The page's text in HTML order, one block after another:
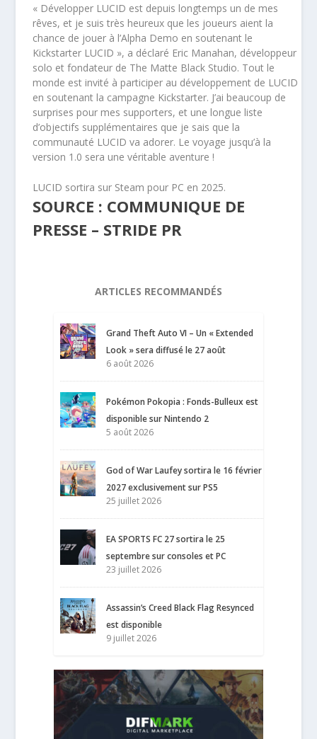
« Développer LUCID est depuis longtemps un de mes
rêves, et je suis très heureux que les joueurs aient la
chance de jouer à l’Alpha Demo en soutenant le
Kickstarter LUCID », a déclaré Eric Manahan, développeur
solo et fondateur de The Matte Black Studio. Tout le
monde est invité à participer au développement de LUCID
en soutenant la campagne Kickstarter. J’ai beaucoup de
surprises pour mes supporters, et une longue liste
d’objectifs supplémentaires que je sais que la
communauté LUCID va adorer. Le voyage jusqu’à la
version 1.0 sera une véritable aventure !
LUCID sortira sur Steam pour PC en 2025.
SOURCE : COMMUNIQUE DE
PRESSE – STRIDE PR
ARTICLES RECOMMANDÉS
Grand Theft Auto VI – Un « Extended
Look » sera diffusé le 27 août
6 août 2026
Pokémon Pokopia : Fonds-Bulleux est
disponible sur Nintendo 2
5 août 2026
God of War Laufey sortira le 16 février
2027 exclusivement sur PS5
25 juillet 2026
EA SPORTS FC 27 sortira le 25
septembre sur consoles et PC
23 juillet 2026
Assassin’s Creed Black Flag Resynced
est disponible
9 juillet 2026